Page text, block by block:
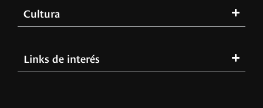
Cultura
Links de interés